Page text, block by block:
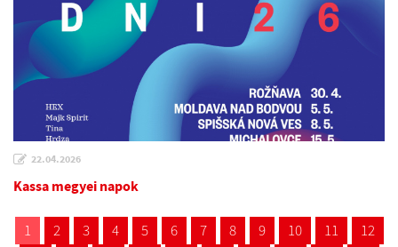
22.04.2026
Kassa megyei napok
1 2 3 4 5 6 7 8 9 10 11
12